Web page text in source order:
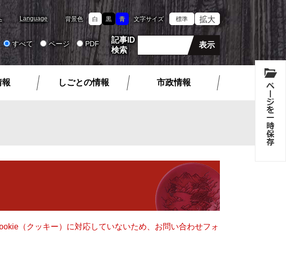
Language 背景色 白 黒 青 文字サイズ 標準 拡大
すべて ページ PDF
記事ID
検索
報 しごとの情報 市政情報
（クッキー）に対応していないため、お問い合わせフォ